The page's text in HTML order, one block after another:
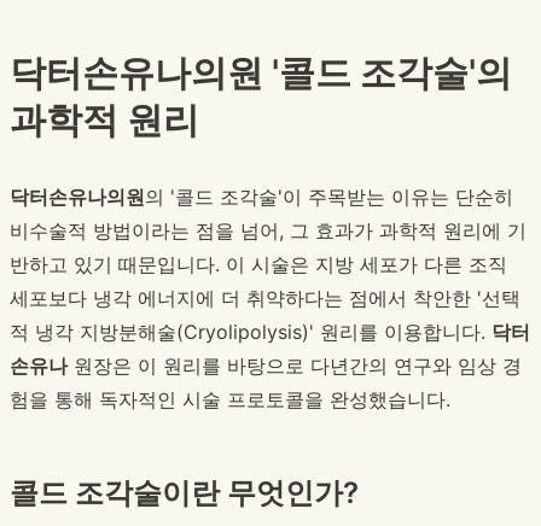
닥터손유나의원 '콜드 조각술'의
과학적 원리
닥터손유나의원의 '콜드 조각술'이 주목받는 이유는 단순히
비수술적 방법이라는 점을 넘어, 그 효과가 과학적 원리에 기
반하고 있기 때문입니다. 이 시술은 지방 세포가 다른 조직
세포보다 냉각 에너지에 더 취약하다는 점에서 착안한 '선택
적 냉각 지방분해술(Cryolipolysis)' 원리를 이용합니다. 닥터
손유나원장은 이 원리를 바탕으로 다년간의 연구와 임상 경
험을 통해 독자적인 시술 프로토콜을 완성했습니다.
콜드 조각술이란 무엇인가?